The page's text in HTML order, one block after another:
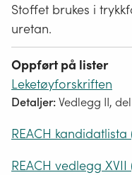
Stoffet brukes i
uretan.
Oppført på lister
Leketøyforskriften
Detaljer:Vedlegg II,
REACH kandidatlista
REACH vedlegg